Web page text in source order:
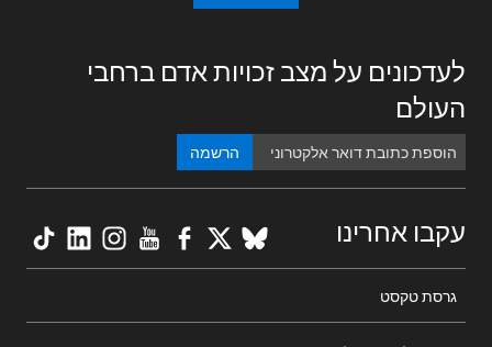
לעדכונים על מצב זכויות אדם ברחבי
העולם
הרשמה
עקבו אחרינו BlueSky
X
Facebook
YouTube
menu
גרסת טקסט